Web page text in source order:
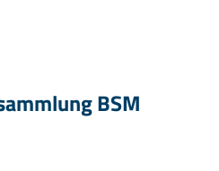
BSM